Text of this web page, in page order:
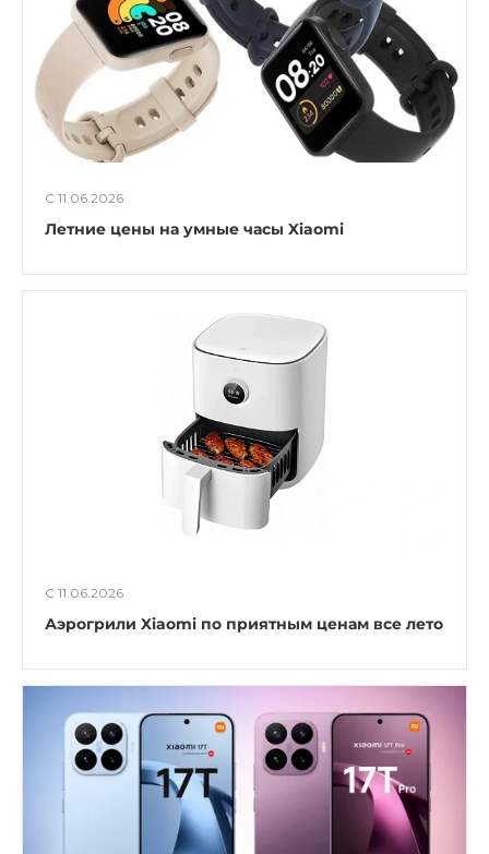
С 11.06.2026
Летние цены на умные часы Xiaomi
С 11.06.2026
Аэрогрили Xiaomi по приятным ценам все лето